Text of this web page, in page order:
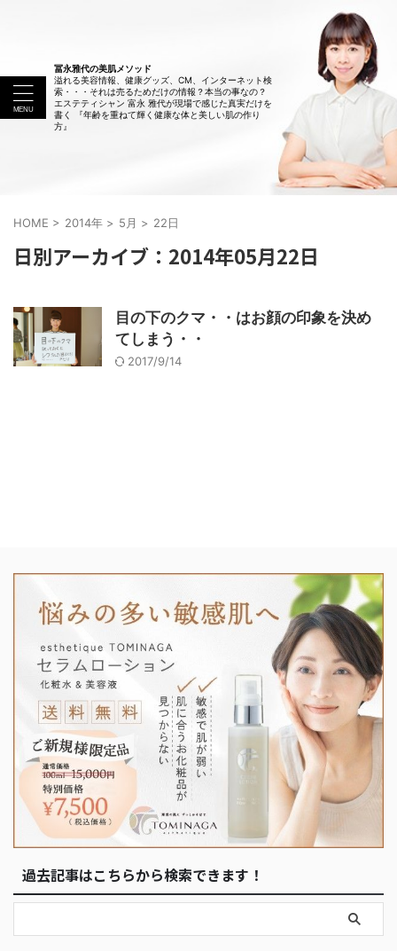
冨永雅代の美肌メソッド
溢れる美容情報、健康グッズ、CM、インターネット検
索・・・それは売るためだけの情報？本当の事なの？
エステティシャン 富永 雅代が現場で感じた真実だけを
書く 『年齢を重ねて輝く健康な体と美しい肌の作り
方』
HOME > 2014年 > 5月 > 22日
日別アーカイブ：2014年05月22日
目の下のクマ・・はお顔の印象を決め
てしまう・・
2017/9/14
過去記事はこちらから検索できます！